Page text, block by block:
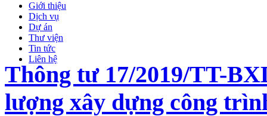
Giới thiệu
Dịch vụ
Dự án
Thư viện
Tin tức
Liên hệ
Thông tư 17/2019/TT-
lượng xây dựng công